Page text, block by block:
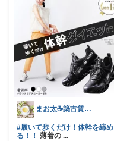
まお太☕築古賃貸住まい元紅茶専門店のひと
#履いて歩くだけ！体幹を締め
る！！ 薄着の ...